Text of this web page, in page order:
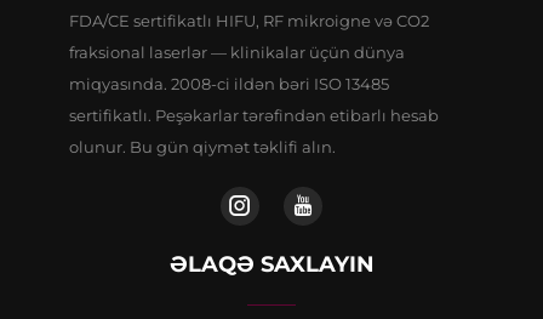
FDA/CE sertifikatlı HIFU, RF mikroigne və CO2
fraksional laserlər — klinikalar üçün dünya
miqyasında. 2008-ci ildən bəri ISO 13485
sertifikatlı. Peşəkarlar tərəfindən etibarlı hesab
olunur. Bu gün qiymət təklifi alın.
ƏLAQƏ SAXLAYIN